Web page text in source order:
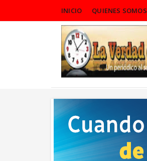
INICIO QUIENES SOMOS